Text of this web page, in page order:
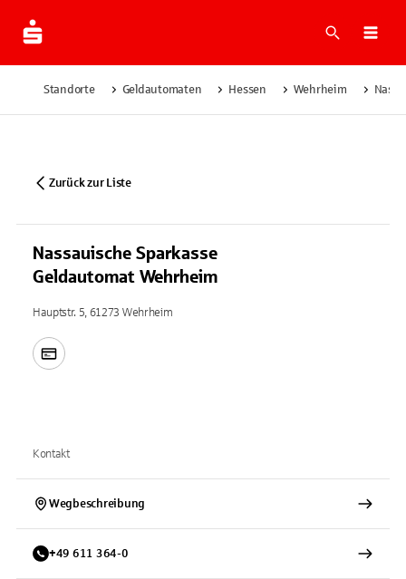
Suche
Standorte Geldautomaten Hessen Wehrheim
Zurück zur Liste
Nassauische Sparkasse
Geldautomat Wehrheim
Hauptstr. 5, 61273 Wehrheim
Kontakt
Wegbeschreibung
+49 611 364-0